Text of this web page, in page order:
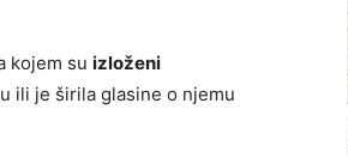
kojem su izloženi
ili je širila glasine o njemu